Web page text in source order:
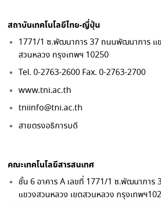
สถาบันเทคโนโลยีไทย-ญี่ปุ่น
1771/1 ซ.พัฒนาการ 37 ถนนพัฒนาการ แ
สวนหลวง กรุงเทพฯ 10250
Tel. 0-2763-2600 Fax. 0-2763-2700
www.tni.ac.th
tniinfo@tni.ac.th
สายตรงอธิการบดี
คณะเทคโนโลยีสารสนเทศ
ชั้น 6 อาคาร A เลขที่ 1771/1 ซ.พัฒนากา
แขวงสวนหลวง เขตสวนหลวง กรุงเทพฯ